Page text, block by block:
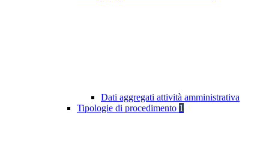
Dati aggregati attività amministrativa
Tipologie di procedimento 1